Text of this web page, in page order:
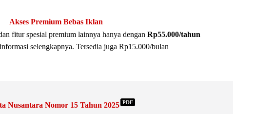
Akses Premium Bebas Iklan
fitur spesial premium lainnya hanya dengan Rp55.000/tahun
selengkapnya. Tersedia juga Rp15.000/bulan
Nusantara Nomor 15 Tahun 2025 PDF